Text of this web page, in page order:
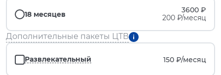
18 месяцев
3600 ₽
200 ₽/месяц
Дополнительные пакеты ЦТВ
Развлекательный 150 ₽/месяц